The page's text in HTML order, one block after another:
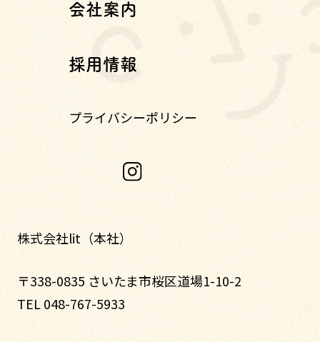
会社案内
採用情報
プライバシーポリシー
株式会社lit（本社）
〒338-0835 さいたま市桜区道場1-10-2
TEL 048-767-5933